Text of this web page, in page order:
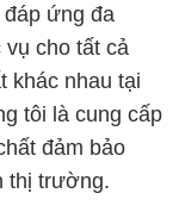
ứng đa
cho tất cả
khác nhau tại
tôi là cung cấp
đảm bảo
thị trường.